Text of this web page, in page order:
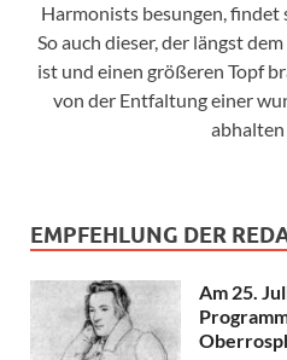
Harmonists besungen, findet
So auch dieser, der längst
ist und einen größeren Topf
von der Entfaltung einer
abhalten
EMPFEHLUNG DER
Am 25.